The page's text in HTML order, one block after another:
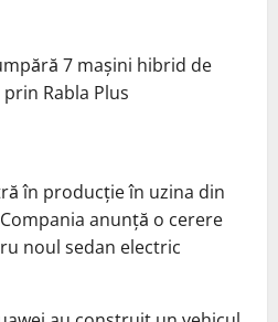
7 mașini hibrid de
Rabla Plus
în producție în uzina din
anunță o cerere
noul sedan electric